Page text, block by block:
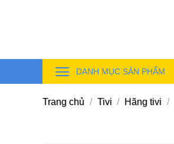
DANH MỤC SẢN PHẨM
Trang chủ / Tivi / Hãng tivi /